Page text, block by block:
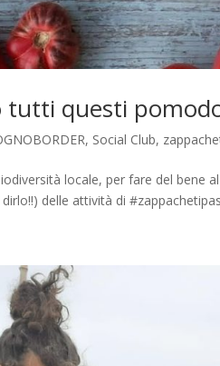
questi
, Social Club,
locale, per fare del bene
delle attività di